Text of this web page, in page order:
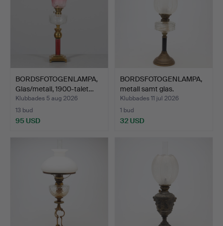
BORDSFOTOGENLAMPA,
Glas/metall, 1900-talet…
Klubbades 5 aug 2026
13 bud
95 USD
BORDSFOTOGENLAMPA,
metall samt glas.
Klubbades 11 jul 2026
1 bud
32 USD